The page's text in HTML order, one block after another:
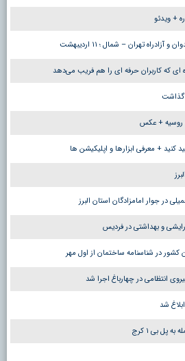
+ ویدئو
تهران – شمال ؛ ١١ اردیبهشت
ای که کاربران حرفه ای را هم فریب می‌دهد
گذاشت
روسیه + عکس
کنید + معرفی ابزارها و اپلیکیشن ها
و بهداشتی در فردیس
کشور در شناسنامه ساختمان از اول مهر
انتظامی در چهارباغ اجرا شد
شد
پل بی ۱ کرج